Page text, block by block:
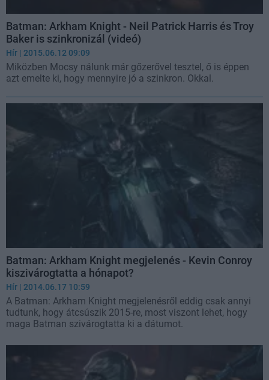
Batman: Arkham Knight - Neil Patrick Harris és Troy
Baker is szinkronizál (videó)
Hír | 2015.06.12 09:09
Miközben Mocsy nálunk már gőzerővel tesztel, ő is éppen
azt emelte ki, hogy mennyire jó a szinkron. Okkal.
Batman: Arkham Knight megjelenés - Kevin Conroy
kiszivárogtatta a hónapot?
Hír | 2014.06.17 10:59
A Batman: Arkham Knight megjelenésről eddig csak annyi
tudtunk, hogy átcsúszik 2015-re, most viszont lehet, hogy
maga Batman szivárogtatta ki a dátumot.